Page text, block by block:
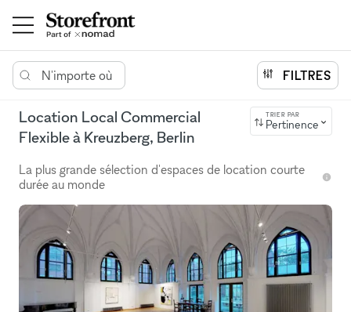
N'importe où FILTRES
Location Local Commercial
Flexible à Kreuzberg, Berlin
TRIER PAR
Pertinence
La plus grande sélection d'espaces de location courte
durée au monde